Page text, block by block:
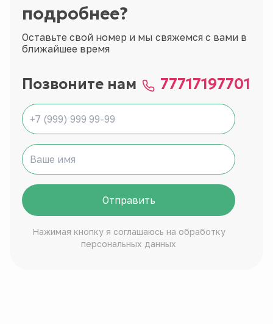
подробнее?
Оставьте свой номер и мы свяжемся с вами в
ближайшее время
Позвоните нам 77717197701
Отправить
Нажимая кнопку я соглашаюсь на обработку
персональных данных